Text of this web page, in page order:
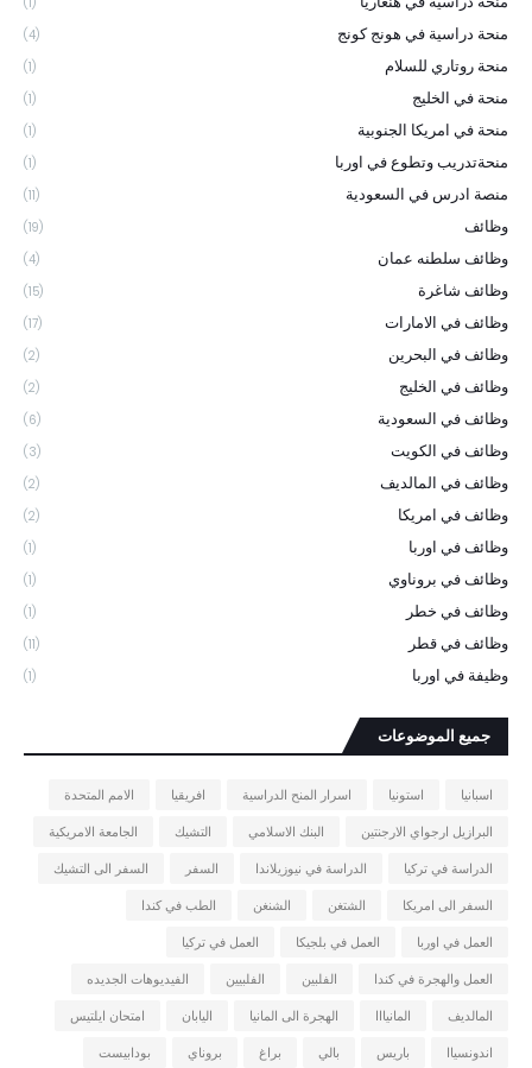
منحة دراسية في هونج كونج (4)
منحة روتاري للسلام (1)
منحة في الخليج (1)
منحة في امريكا الجنوبية (1)
منحةتدريب وتطوع في اوربا (1)
منصة ادرس في السعودية (11)
وظائف (19)
وظائف سلطنه عمان (4)
وظائف شاغرة (15)
وظائف في الامارات (17)
وظائف في البحرين (2)
وظائف في الخليج (2)
وظائف في السعودية (6)
وظائف في الكويت (3)
وظائف في المالديف (2)
وظائف في امريكا (2)
وظائف في اوربا (1)
وظائف في بروناوي (1)
وظائف في خطر (1)
وظائف في قطر (11)
وظيفة في اوربا (1)
جميع الموضوعات
اسبانيا استونيا اسرار المنح الدراسية افريقيا
الامم المتحدة
البرازيل ارجواي الارجنتين
البنك الاسلامي التشيك
الجامعة الامريكية
الدراسة في تركيا
الدراسة في نيوزيلاندا السفر
السفر الى التشيك
السفر الى امريكا
الشتغن الشنغن
الطب في كندا
العمل في اوربا
العمل في بلجيكا
العمل في تركيا
العمل والهجرة في كندا
الفلبين الفلبيين
الفيديوهات الجديده
المالديف
المانيااا الهجرة الى المانيا اليابان
امتحان ايلتيس
اندونسياا
باريس بالي براغ بروناي
بودابيست